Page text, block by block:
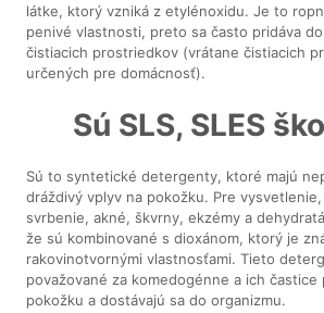
látke, ktorý vzniká z etylénoxidu. Je to
penivé vlastnosti, preto sa často pridáva
čistiacich prostriedkov (vrátane čistiacich
určených pre domácnosť).
Sú SLS, SLES
Sú to syntetické detergenty, ktoré majú
dráždivý vplyv na pokožku. Pre
svrbenie, akné, škvrny, ekzémy a
že sú kombinované s dioxánom, ktorý je
rakovinotvornými vlastnosťami. Tieto
považované za komedogénne a ich častice
pokožku a dostávajú sa do organizmu.